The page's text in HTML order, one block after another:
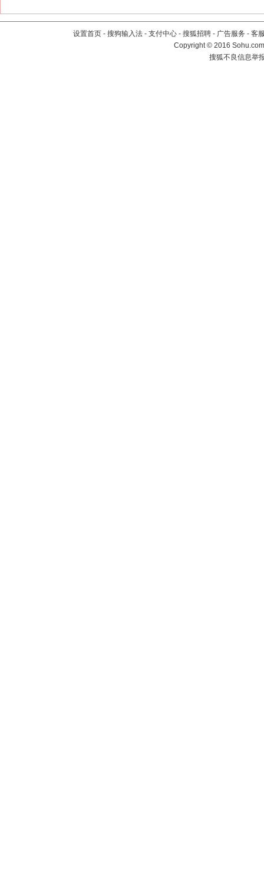
设置首页 - 搜狗输入法 - 支付中心 - 搜狐招聘 - 广告服务 - 客
Copyright©2016
搜狐不良信息举